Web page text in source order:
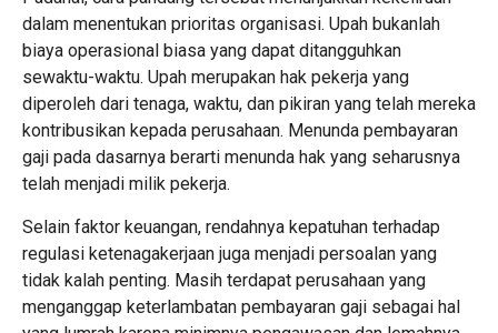
dalam menentukan prioritas organisasi. Upah bukanlah
biaya operasional biasa yang dapat ditangguhkan
sewaktu-waktu. Upah merupakan hak pekerja yang
diperoleh dari tenaga, waktu, dan pikiran yang telah mereka
kontribusikan kepada perusahaan. Menunda pembayaran
gaji pada dasarnya berarti menunda hak yang seharusnya
telah menjadi milik pekerja.
Selain faktor keuangan, rendahnya kepatuhan terhadap
regulasi ketenagakerjaan juga menjadi persoalan yang
tidak kalah penting. Masih terdapat perusahaan yang
menganggap keterlambatan pembayaran gaji sebagai hal